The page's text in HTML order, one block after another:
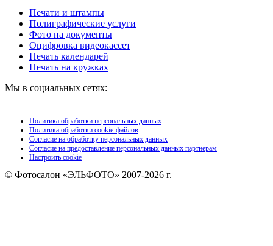
Печати и штампы
Полиграфические услуги
Фото на документы
Оцифровка видеокассет
Печать календарей
Печать на кружках
Мы в социальных сетях:
Политика обработки персональных данных
Политика обработки сookie-файлов
Согласие на обработку персональных данных
Согласие на предоставление персональных данных партнерам
Настроить cookie
© Фотосалон «ЭЛЬФОТО» 2007-2026 г.